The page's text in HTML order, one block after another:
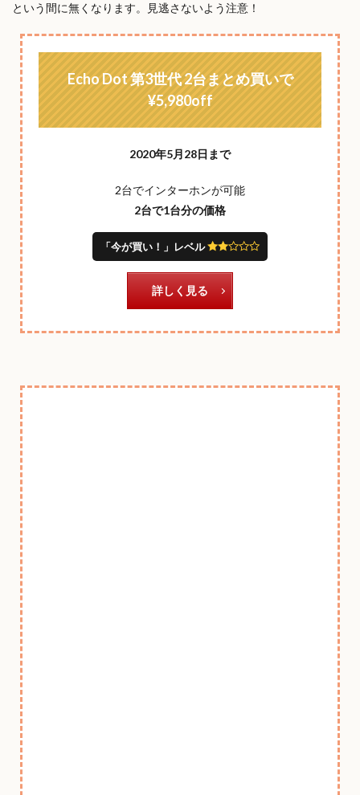
という間に無くなります。見逃さないよう注意！
Echo Dot 第3世代 2台まとめ買いで
¥5,980off
2020年5月28日 まで
2台でインターホンが可能
2台で1台分の価格
「今が買い！」レベル
詳しく見る